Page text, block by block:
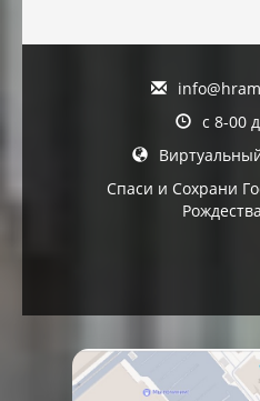
с 8-00
Спаси и Сохрани